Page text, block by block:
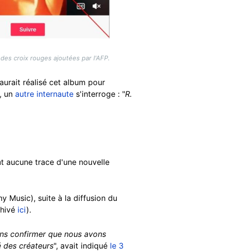
croix rouges ajoutées par l'AFP.
réalisé cet album pour
un autre internaute s'interroge : "R.
aucune trace d'une nouvelle
Music), suite à la diffusion du
ici).
confirmer que nous avons
des créateurs", avait indiqué le 3